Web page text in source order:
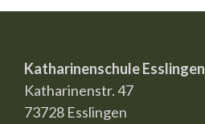
Katharinenschule Esslingen
Katharinenstr. 47
73728 Esslingen